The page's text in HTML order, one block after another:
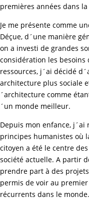
premières années dans
Je me présente comme
Déçue, d´une manière
on a investi de grandes
considération les besoins
ressources, j´ai décidé
architecture plus sociale
´architecture comme
´un monde meilleur.
Depuis mon enfance, j´ai
principes humanistes où
citoyen a été le centre
société actuelle. A partir
prendre part à des
permis de voir au
récurrents dans le